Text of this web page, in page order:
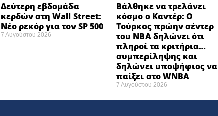
Δεύτερη εβδομάδα
κερδών στη Wall Street:
Νέο ρεκόρ για τον SP 500
7 Αυγούστου 2026
Βάλθηκε να τρελάνει
κόσμο ο Καντέρ: Ο
Τούρκος πρώην σέντερ
του NBA δηλώνει ότι
πληροί τα κριτήρια…
συμπερίληψης και
δηλώνει υποψήφιος να
παίξει στο WNBA
7 Αυγούστου 2026